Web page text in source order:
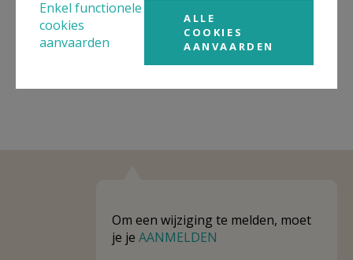
Kerken in of nabij
BILZEN-HOESELT
Om een wijziging te melden, moet
je je AANMELDEN
Enkel functionele
cookies
aanvaarden
ALLE
COOKIES
AANVAARDEN